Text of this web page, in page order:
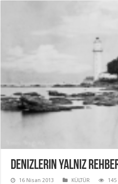
Denizlerin Yalnız
16 Nisan 2013 KÜLTÜR